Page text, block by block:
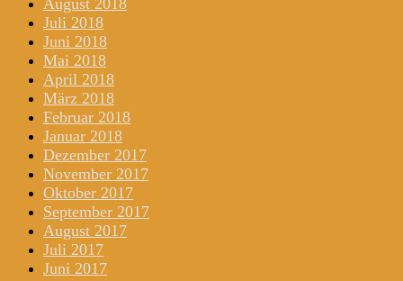
August 2018
Juli 2018
Juni 2018
Mai 2018
April 2018
März 2018
Februar 2018
Januar 2018
Dezember 2017
November 2017
Oktober 2017
September 2017
August 2017
Juli 2017
Juni 2017